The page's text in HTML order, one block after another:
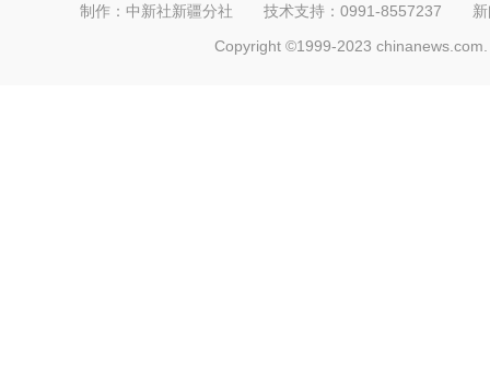
制作：中新社新疆分社 技术支持：0991-8557237
Copyright ©1999-2023